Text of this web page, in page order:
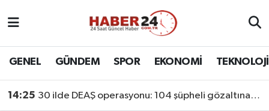
GENEL GÜNDEM SPOR EKONOMİ TEKNOLOJİ
14:25 30 ilde DEAŞ operasyonu: 104 şüpheli gözaltına alındı
Nöbetçi Eczaneler